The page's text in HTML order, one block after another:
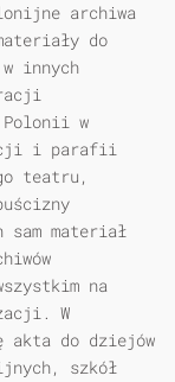
archiwa
do
innych
w
i parafii
teatru,
materiał
na
W
akta do dziejów
szkół